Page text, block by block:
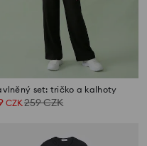
set: tričko a kalhoty
CZK259CZK